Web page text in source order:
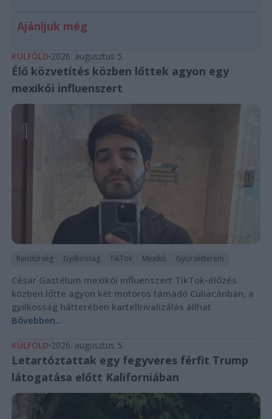
Ajánljuk még
KÜLFÖLD 2026. augusztus 5.
Élő közvetítés közben lőttek agyon egy
mexikói influenszert
Rendőrség Gyilkosság TikTok Mexikó Gyorsétterem
César Gastélum mexikói influenszert TikTok-élőzés
közben lőtte agyon két motoros támadó Culiacánban, a
gyilkosság hátterében kartellrivalizálás állhat.
Bővebben...
KÜLFÖLD 2026. augusztus 5.
Letartóztattak egy fegyveres férfit Trump
látogatása előtt Kaliforniában